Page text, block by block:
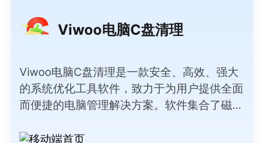
Viwoo电脑C盘清理
Viwoo电脑C盘清理是一款安全、高效、强大
的系统优化工具软件，致力于为用户提供全面
而便捷的电脑管理解决方案。软件集合了磁盘
专清、重复文件清理、软件管理等功能于一